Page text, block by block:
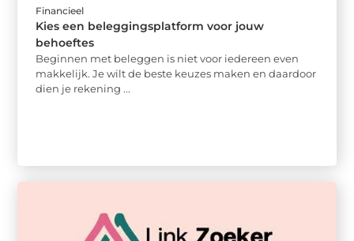
Financieel
Kies een beleggingsplatform voor jouw
behoeftes
Beginnen met beleggen is niet voor iedereen even
makkelijk. Je wilt de beste keuzes maken en daardoor
dien je rekening ...